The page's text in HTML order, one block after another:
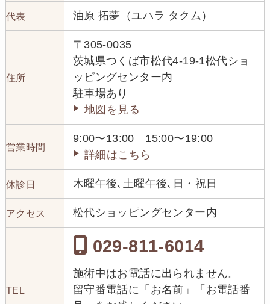
代表 油原 拓夢（ユハラ タクム）
住所
〒305-0035
茨城県つくば市松代4-19-1松代ショ
ッピングセンター内
駐車場あり
地図を見る
営業時間
9:00〜13:00 15:00〜19:00
詳細はこちら
休診日 木曜午後､土曜午後､日・祝日
アクセス 松代ショッピングセンター内
TEL
029-811-6014
施術中はお電話に出られません。
留守番電話に「お名前」「お電話番